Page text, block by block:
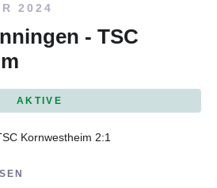
2024
- TSC
AKTIVE
Kornwestheim 2:1